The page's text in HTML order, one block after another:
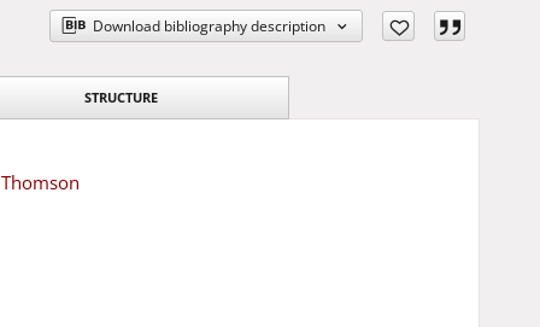
Download bibliography description
STRUCTURE